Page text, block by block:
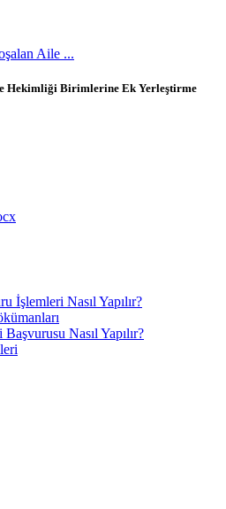
Aile ...
Hekimliği Birimlerine Ek Yerleştirme
İşlemleri Nasıl Yapılır?
Nasıl Yapılır?